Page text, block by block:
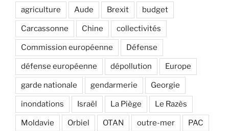
agriculture Aude Brexit budget
Carcassonne Chine collectivités
Commission européenne Défense
défense européenne dépollution Europe
garde nationale gendarmerie Georgie
inondations Israël La Piège Le Razès
Moldavie Orbiel OTAN outre-mer PAC